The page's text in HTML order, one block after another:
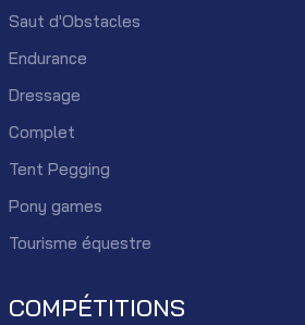
Saut d'Obstacles
Endurance
Dressage
Complet
Tent Pegging
Pony games
Tourisme équestre
COMPÉTITIONS